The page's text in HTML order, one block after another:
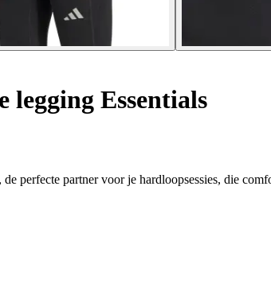
legging Essentials
perfecte partner voor je hardloopsessies, die